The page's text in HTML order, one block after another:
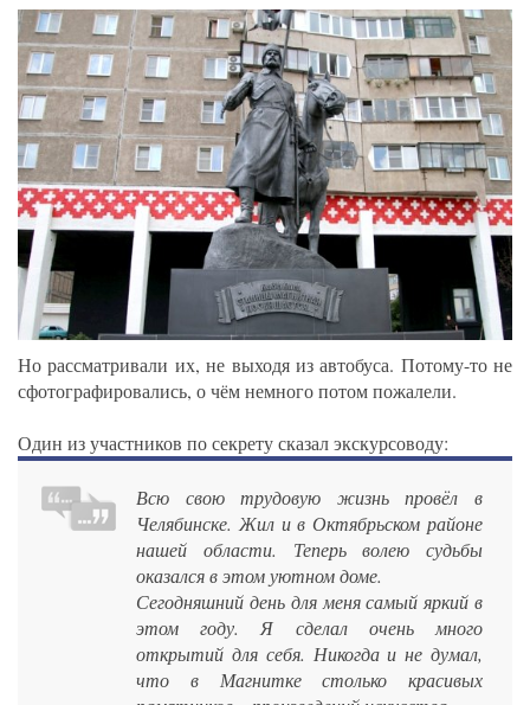
Но рассматривали их, не выходя из автобуса. Потому-то не
сфотографировались, о чём немного потом пожалели.
Один из участников по секрету сказал экскурсоводу:
Всю свою трудовую жизнь провёл в
Челябинске. Жил и в Октябрьском районе
нашей области. Теперь волею судьбы
оказался в этом уютном доме.
Сегодняшний день для меня самый яркий в
этом году. Я сделал очень много
открытий для себя. Никогда и не думал,
что в Магнитке столько красивых